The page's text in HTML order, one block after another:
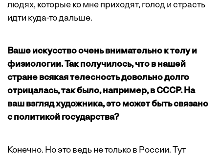
людях, которые ко мне приходят, голод и страсть
идти куда-то дальше.
Ваше искусство очень внимательно к телу и
физиологии. Так получилось, что в нашей
стране всякая телесность довольно долго
отрицалась, так было, например, в СССР. На
ваш взгляд художника, это может быть связано
с политикой государства?
Конечно. Но это ведь не только в России. Тут